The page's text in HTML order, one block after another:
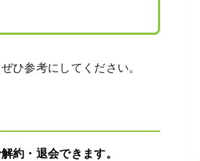
ひ参考にしてください。
約・退会できます。